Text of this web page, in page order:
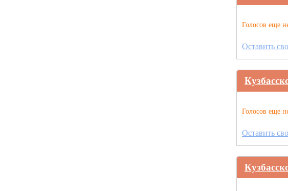
Голосов еще
Оставить
Голосов еще
Оставить